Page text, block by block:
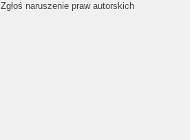
Zgłoś naruszenie praw autorskich